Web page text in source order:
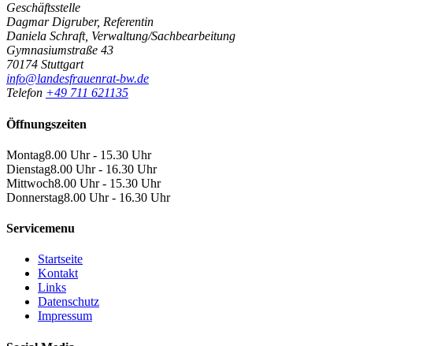
Geschäftsstelle
Dagmar Digruber, Referentin
Daniela Schraft, Verwaltung/Sachbearbeitung
Gymnasiumstraße 43
70174 Stuttgart
info@landesfrauenrat-bw.de
Telefon +49 711 621135
Öffnungszeiten
Montag8.00 Uhr - 15.30 Uhr
Dienstag8.00 Uhr - 16.30 Uhr
Mittwoch8.00 Uhr - 15.30 Uhr
Donnerstag8.00 Uhr - 16.30 Uhr
Servicemenu
Startseite
Kontakt
Links
Datenschutz
Impressum